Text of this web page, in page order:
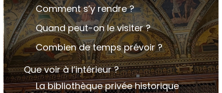
Comment s’y rendre ?
Quand peut-on le visiter ?
Combien de temps prévoir ?
Que voir à l’intérieur ?
La bibliothèque privée historique